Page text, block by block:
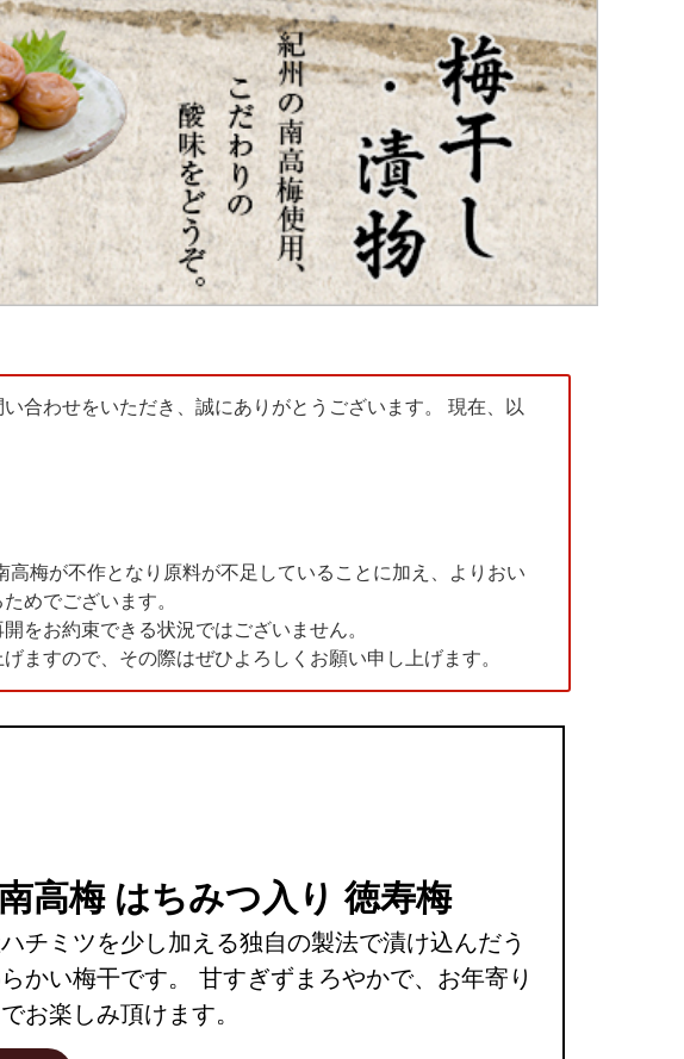
合わせをいただき、誠にありがとうございます。 現在、以
梅が不作となり原料が不足していることに加え、よりおい
めでございます。
をお約束できる状況ではございません。
ますので、その際はぜひよろしくお願い申し上げます。
高梅 はちみつ入り 徳寿梅
チミツを少し加える独自の製法で漬け込んだう
かい梅干です。 甘すぎずまろやかで、お年寄り
お楽しみ頂けます。